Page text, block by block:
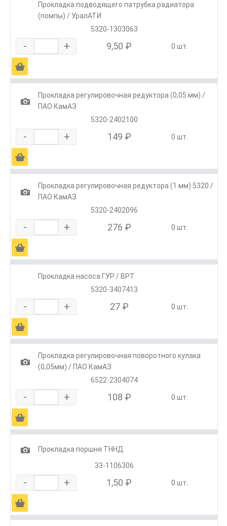
Прокладка подводящего патрубка радиатора
(помпы) / УралАТИ
5320-1303063
- + 9,50 ₽ 0 шт.
Ä
1
Прокладка регулировочная редуктора (0,05 мм) /
ПАО КамАЗ
5320-2402100
- + 149 ₽ 0 шт.
Ä
1
Прокладка регулировочная редуктора (1 мм) 5320 /
ПАО КамАЗ
5320-2402096
- + 276 ₽ 0 шт.
Ä
Прокладка насоса ГУР / ВРТ
5320-3407413
- + 27 ₽ 0 шт.
Ä
1
Прокладка регулировочная поворотного кулака
(0,05мм) / ПАО КамАЗ
6522-2304074
- + 108 ₽ 0 шт.
Ä
1
Прокладка поршня ТННД
33-1106306
- + 1,50 ₽ 0 шт.
Ä